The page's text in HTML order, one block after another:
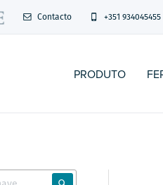
Contacto +351 934045455
PRODUTO